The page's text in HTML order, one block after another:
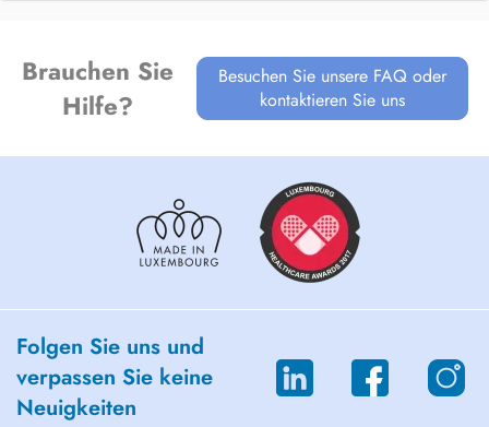
Brauchen Sie
Hilfe?
Besuchen Sie unsere FAQ oder
kontaktieren Sie uns
Folgen Sie uns und
verpassen Sie keine
Neuigkeiten